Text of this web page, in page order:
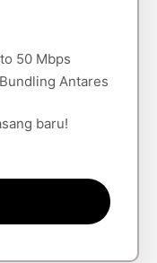
50 Mbps
Antares
baru!